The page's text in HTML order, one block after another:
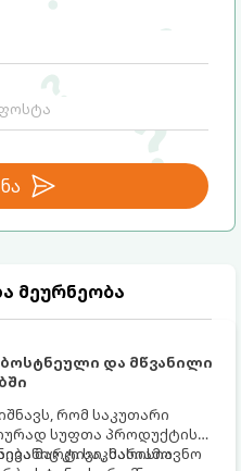
მეურნეობა
და მწვანილი
რომ საკუთარი
სუფთა პროდუქტის
კი საკმარისია
მარტივი, სასიამოვნო